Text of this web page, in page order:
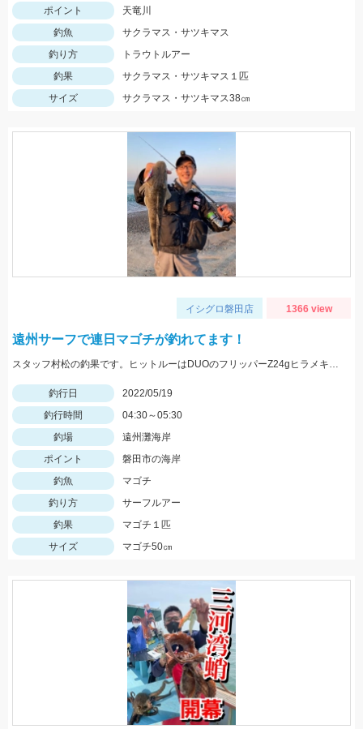
ポイント
天竜川
釣魚
サクラマス・サツキマス
釣り方
トラウトルアー
釣果
サクラマス・サツキマス１匹
サイズ
サクラマス・サツキマス38㎝
イシグロ磐田店 1366 view
遠州サーフで連日マゴチが釣れてます！
スタッフ村松の釣果です。ヒットルーはDUOのフリッパーZ24gヒラメキャンディ！
釣行日
2022/05/19
釣行時間
04:30～05:30
釣場
遠州灘海岸
ポイント
磐田市の海岸
釣魚
マゴチ
釣り方
サーフルアー
釣果
マゴチ１匹
サイズ
マゴチ50㎝